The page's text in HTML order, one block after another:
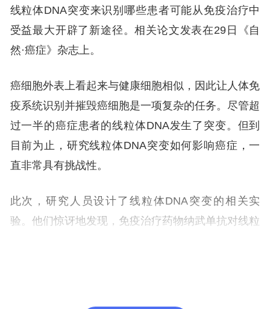
线粒体DNA突变来识别哪些患者可能从免疫治疗中
受益最大开辟了新途径。相关论文发表在29日《自
然·癌症》杂志上。
癌细胞外表上看起来与健康细胞相似，因此让人体免
疫系统识别并摧毁癌细胞是一项复杂的任务。尽管超
过一半的癌症患者的线粒体DNA发生了突变。但到
目前为止，研究线粒体DNA突变如何影响癌症，一
直非常具有挑战性。
此次，研究人员设计了线粒体DNA突变的相关实
验。他们惊讶地发现，免疫治疗药物纳武单抗对线粒